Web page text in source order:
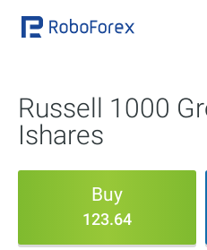
Russell 1000
Ishares
Buy
123.64